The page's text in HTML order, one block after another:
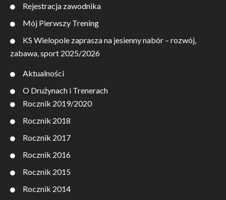
Rejestracja zawodnika
Mój Pierwszy Trening
KS Wielopole zaprasza na jesienny nabór – rozwój,
zabawa, sport 2025/2026
Aktualności
O Drużynach i Trenerach
Rocznik 2019/2020
Rocznik 2018
Rocznik 2017
Rocznik 2016
Rocznik 2015
Rocznik 2014